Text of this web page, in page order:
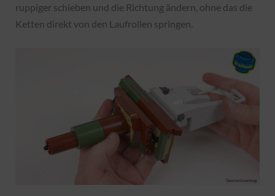
ruppiger schieben und die Richtung ändern, ohne das die
Ketten direkt von den Laufrollen springen.